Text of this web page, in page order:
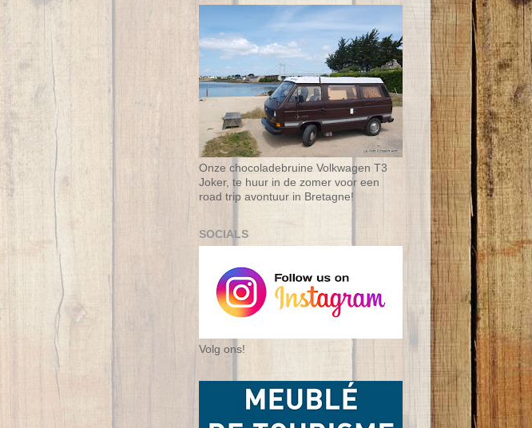
Onze chocoladebruine Volkwagen T3
Joker, te huur in de zomer voor een
road trip avontuur in Bretagne!
SOCIALS
Volg ons!